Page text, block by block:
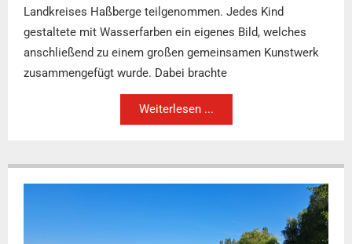
Landkreises Haßberge teilgenommen. Jedes Kind
gestaltete mit Wasserfarben ein eigenes Bild, welches
anschließend zu einem großen gemeinsamen Kunstwerk
zusammengefügt wurde. Dabei brachte
Weiterlesen ...